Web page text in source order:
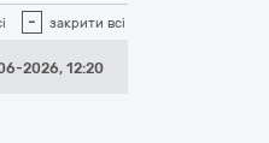
- закрити всі
2026, 12:20